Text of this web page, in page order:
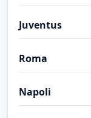
Juventus
Roma
Napoli